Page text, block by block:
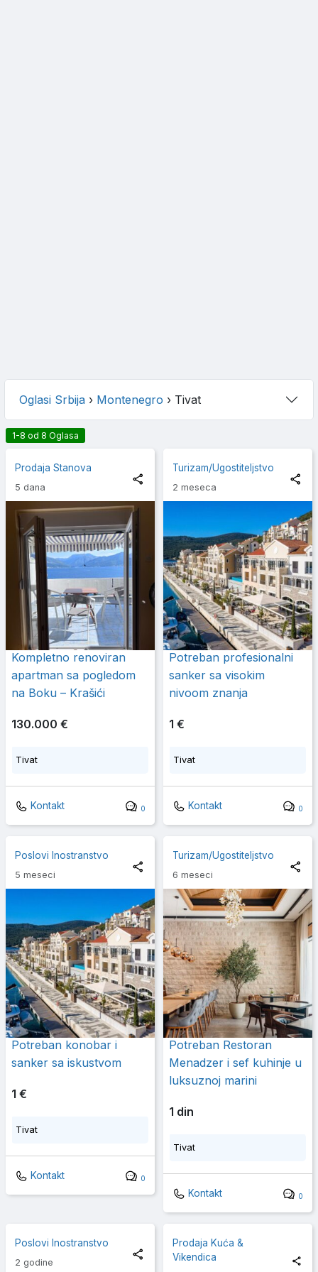
Oglasi Srbija › Montenegro › Tivat
1-8 od 8 Oglasa
Prodaja Stanova
5 dana
Kompletno renoviran
apartman sa pogledom
na Boku – Krašići
130.000 €
Tivat
Kontakt 0
Turizam/Ugostiteljstvo
2 meseca
Potreban profesionalni
sanker sa visokim
nivoom znanja
1 €
Tivat
Kontakt 0
Poslovi Inostranstvo
5 meseci
Potreban konobar i
sanker sa iskustvom
1 €
Tivat
Kontakt 0
Turizam/Ugostiteljstvo
6 meseci
Potreban Restoran
Menadzer i sef kuhinje u
luksuznoj marini
1 din
Tivat
Kontakt 0
Poslovi Inostranstvo
2 godine
Prodaja Kuća &
Vikendica